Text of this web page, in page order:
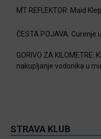
MT REFLEKTOR: Maid
ČESTA POJAVA:
GORIVO ZA
nakupljanje vodonika u
STRAVA KLUB